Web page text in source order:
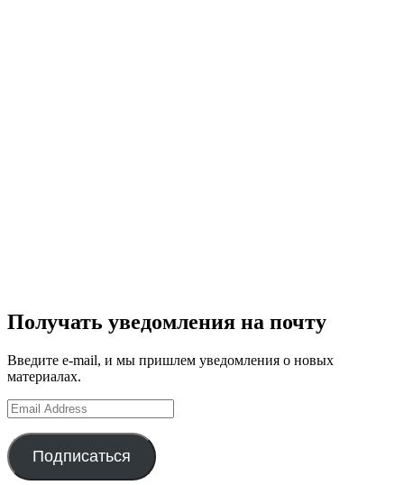
Получать уведомления на почту
Введите e-mail, и мы пришлем уведомления о новых
материалах.
Email
Address
Подписаться